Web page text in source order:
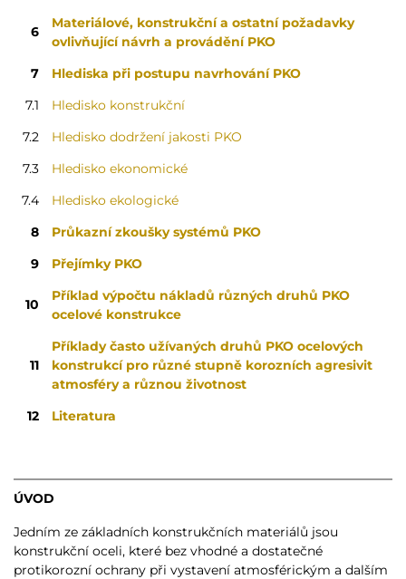
6
Materiálové, konstrukční a ostatní požadavky
ovlivňující návrh a provádění PKO
7
Hlediska při postupu navrhování PKO
7.1
Hledisko konstrukční
7.2
Hledisko dodržení jakosti PKO
7.3
Hledisko ekonomické
7.4
Hledisko ekologické
8
Průkazní zkoušky systémů PKO
9
Přejímky PKO
10
Příklad výpočtu nákladů různých druhů PKO
ocelové konstrukce
11
Příklady často užívaných druhů PKO ocelových
konstrukcí pro různé stupně korozních agresivit
atmosféry a různou životnost
12
Literatura
ÚVOD
Jedním ze základních konstrukčních materiálů jsou
konstrukční oceli, které bez vhodné a dostatečné
protikorozní ochrany při vystavení atmosférickým a dalším